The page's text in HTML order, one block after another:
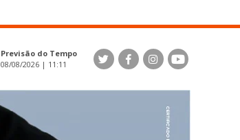
Previsão do Tempo
08/08/2026 | 11:11